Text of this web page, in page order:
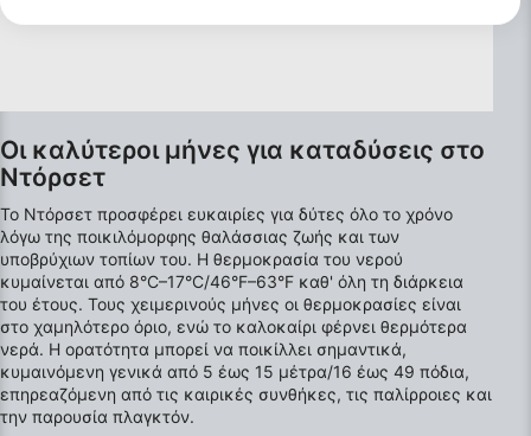
Οι καλύτεροι μήνες για καταδύσεις στο
Ντόρσετ
Το Ντόρσετ προσφέρει ευκαιρίες για δύτες όλο το χρόνο
λόγω της ποικιλόμορφης θαλάσσιας ζωής και των
υποβρύχιων τοπίων του. Η θερμοκρασία του νερού
κυμαίνεται από 8°C–17°C/46°F–63°F καθ' όλη τη διάρκεια
του έτους. Τους χειμερινούς μήνες οι θερμοκρασίες είναι
στο χαμηλότερο όριο, ενώ το καλοκαίρι φέρνει θερμότερα
νερά. Η ορατότητα μπορεί να ποικίλλει σημαντικά,
κυμαινόμενη γενικά από 5 έως 15 μέτρα/16 έως 49 πόδια,
επηρεαζόμενη από τις καιρικές συνθήκες, τις παλίρροιες και
την παρουσία πλαγκτόν.
Ένωσης και να αποσταλούν στις ΗΠΑ.
Η συγκατάθεσή σας και η πολιτική cookie ισχύουν αποκλειστικά για
αυτόν τον ιστότοπο/εφαρμογή.
Προβολή λίστας συνεργατών (1 IAB Vendors)
Χρησιμοποιούμε τα δεδομένα σας για τους ακόλουθους σκοπούς:
Σκοποί επεξεργασίας IAB:
Αποθήκευση ή/και πρόσβαση στα δεδομένα
μιας συσκευής
Χρήση περιορισμένων δεδομένων για την
επιλογή διαφημίσεων